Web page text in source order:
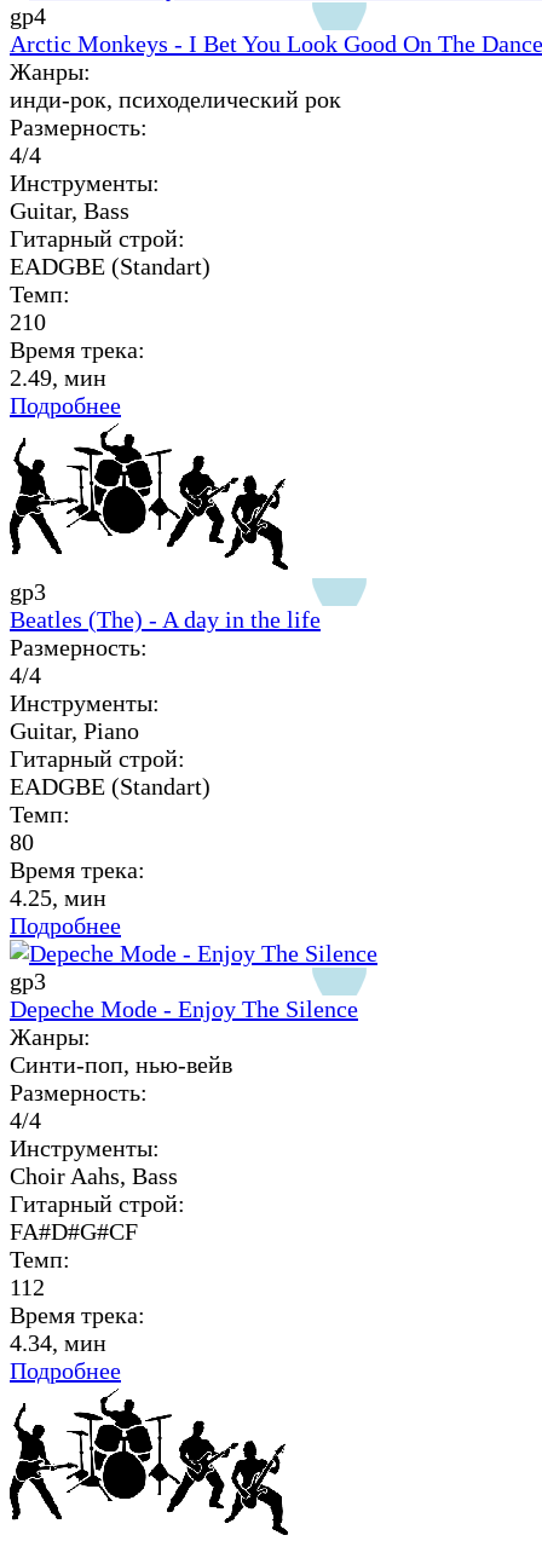
gp4
Arctic Monkeys - I Bet You Look Good On The
Жанры:
инди-рок, психоделический рок
Размерность:
4/4
Инструменты:
Guitar, Bass
Гитарный строй:
EADGBE (Standart)
Темп:
210
Время трека:
2.49, мин
Подробнее
gp3
Beatles (The) - A day in the life
Размерность:
4/4
Инструменты:
Guitar, Piano
Гитарный строй:
EADGBE (Standart)
Темп:
80
Время трека:
4.25, мин
Подробнее
gp3
Depeche Mode - Enjoy The Silence
Жанры:
Синти-поп, нью-вейв
Размерность:
4/4
Инструменты:
Choir Aahs, Bass
Гитарный строй:
FA#D#G#CF
Темп:
112
Время трека:
4.34, мин
Подробнее